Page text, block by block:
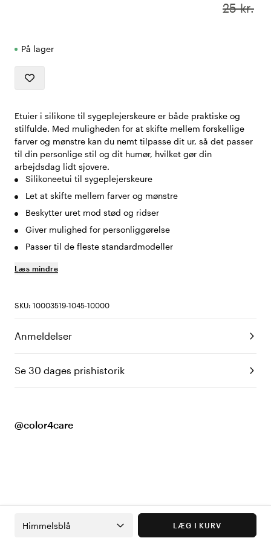
25 kr.
På lager
Etuier i silikone til sygeplejerskeure er både praktiske og
stilfulde. Med muligheden for at skifte mellem forskellige
farver og mønstre kan du nemt tilpasse dit ur, så det passer
til din personlige stil og dit humør, hvilket gør din
arbejdsdag lidt sjovere.
Silikoneetui til sygeplejerskeure
Let at skifte mellem farver og mønstre
Beskytter uret mod stød og ridser
Giver mulighed for personliggørelse
Passer til de fleste standardmodeller
Læs mindre
SKU: 10003519-1045-10000
Anmeldelser
Se 30 dages prishistorik
@color4care
Himmelsblå LÆG I KURV